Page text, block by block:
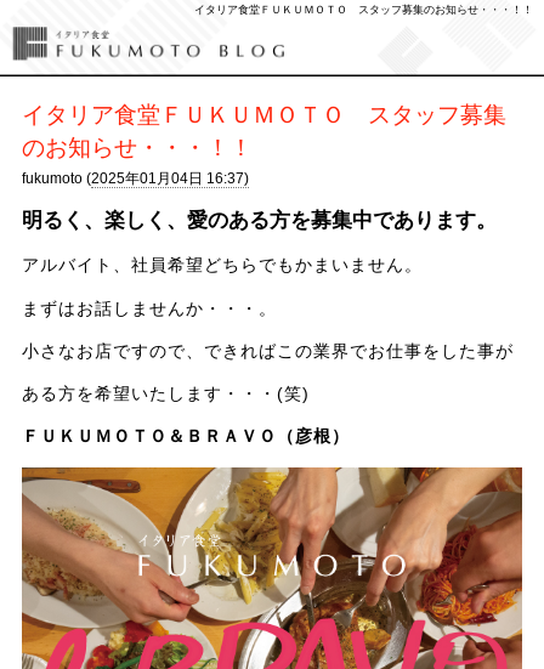
イタリア食堂ＦＵＫＵＭＯＴＯ スタッフ募集のお知らせ・・・！！
イタリア食堂ＦＵＫＵＭＯＴＯ スタッフ募集
のお知らせ・・・！！
fukumoto (2025年01月04日 16:37)
明るく、楽しく、愛のある方を募集中であります。
アルバイト、社員希望どちらでもかまいません。
まずはお話しませんか・・・。
小さなお店ですので、できればこの業界でお仕事をした事が
ある方を希望いたします・・・(笑)
ＦＵＫＵＭＯＴＯ＆ＢＲＡＶＯ（彦根）